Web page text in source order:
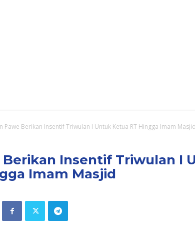
Pawe Berikan Insentif Triwulan I Untuk Ketua RT Hingga Imam Masjid
Berikan Insentif Triwulan I
Imam Masjid